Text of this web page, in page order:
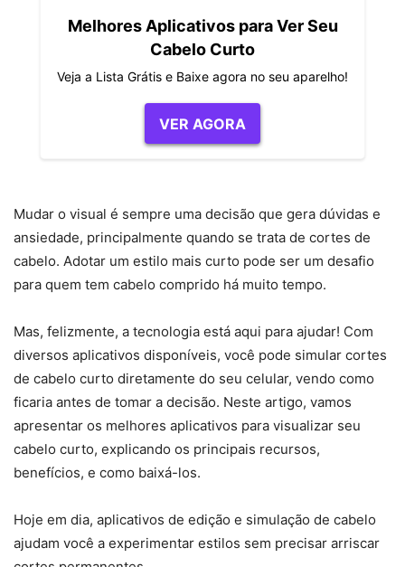
Melhores Aplicativos para Ver Seu
Cabelo Curto
Veja a Lista Grátis e Baixe agora no seu aparelho!
VER AGORA
Mudar o visual é sempre uma decisão que gera dúvidas e
ansiedade, principalmente quando se trata de cortes de
cabelo. Adotar um estilo mais curto pode ser um desafio
para quem tem cabelo comprido há muito tempo.
Mas, felizmente, a tecnologia está aqui para ajudar! Com
diversos aplicativos disponíveis, você pode simular cortes
de cabelo curto diretamente do seu celular, vendo como
ficaria antes de tomar a decisão. Neste artigo, vamos
apresentar os melhores aplicativos para visualizar seu
cabelo curto, explicando os principais recursos,
benefícios, e como baixá-los.
Hoje em dia, aplicativos de edição e simulação de cabelo
ajudam você a experimentar estilos sem precisar arriscar